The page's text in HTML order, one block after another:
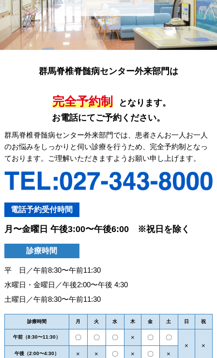
群馬脊椎脊髄病センター外来部門は
完全予約制
となります。
お電話にてご予約ください。
群馬脊椎脊髄病センター外来部門では、患者さんお一人お一人
のお悩みをしっかりと伺い診療を行うため、完全予約制となっ
ております。ご理解いただきますようお願い申し上げます。
電話予約受付時間
月〜金曜日 午後3:00〜午後6:00 ※祝日を除く
診療時間
平 日／午前8:30〜午前11:30
水曜日・金曜日／午後2:00〜午後 4:30
土曜日／午前8:30〜午前11:30
診療時間 月 火 水 木 金 土 日 祝
午前（8:30〜11:30） 〇 〇 〇 × 〇
〇
×
×
午後（2:00〜4:30） × × 〇 × 〇 ×